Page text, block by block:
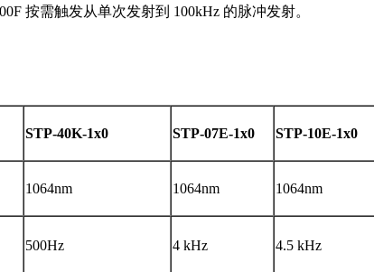
按需触发从单次发射到 100kHz 的脉冲发射。
STP-40K-1x0 STP-07E-1x0 STP-10E-1x0
1064nm 1064nm 1064nm
500Hz 4 kHz 4.5 kHz